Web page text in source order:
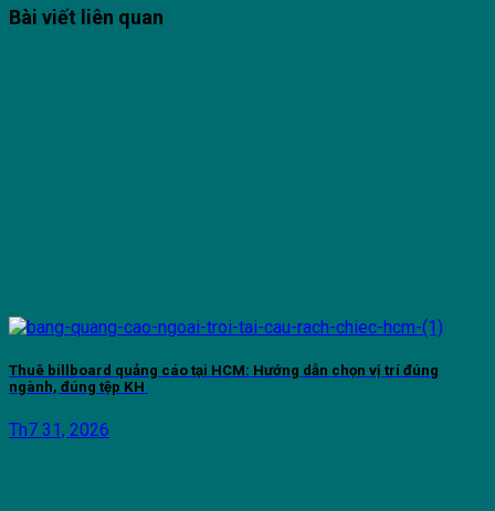
Bài viết liên quan
Thuê billboard quảng cáo tại HCM: Hướng dẫn chọn vị trí đúng
ngành, đúng tệp KH
Th7 31, 2026